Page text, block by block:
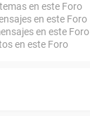
en este Foro
en este Foro
en este Foro
en este Foro